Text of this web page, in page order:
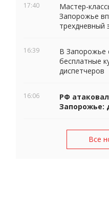
17:40
Мастер-
Запорожье
трехдневный
16:39
В Запорожье
бесплатные
диспетчеров
16:06
РФ
Запорожье:
Все